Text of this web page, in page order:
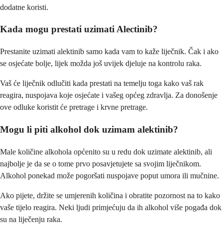
dodatne koristi.
Kada mogu prestati uzimati Alectinib?
Prestanite uzimati alektinib samo kada vam to kaže liječnik. Čak i ako
se osjećate bolje, lijek možda još uvijek djeluje na kontrolu raka.
Vaš će liječnik odlučiti kada prestati na temelju toga kako vaš rak
reagira, nuspojava koje osjećate i vašeg općeg zdravlja. Za donošenje
ove odluke koristit će pretrage i krvne pretrage.
Mogu li piti alkohol dok uzimam alektinib?
Male količine alkohola općenito su u redu dok uzimate alektinib, ali
najbolje je da se o tome prvo posavjetujete sa svojim liječnikom.
Alkohol ponekad može pogoršati nuspojave poput umora ili mučnine.
Ako pijete, držite se umjerenih količina i obratite pozornost na to kako
vaše tijelo reagira. Neki ljudi primjećuju da ih alkohol više pogađa dok
su na liječenju raka.